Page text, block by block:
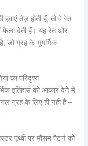
तेज़ होती हैं, तो वे रेत
फैला देती हैं। यह रेत और
जो ग्रह के भूगर्भिक
का परिदृश्य
इतिहास को आकार देने में
ग्रह के लिए ही नहीं हैं –
पृथ्वी पर मौसम पैटर्न को